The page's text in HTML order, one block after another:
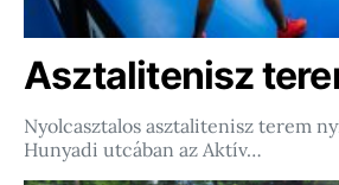
Asztalitenisz
Nyolcasztalos asztalitenisz terem
Hunyadi utcában az Aktív…